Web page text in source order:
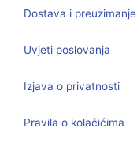
Dostava i preuzimanje
Uvjeti poslovanja
Izjava o privatnosti
Pravila o kolačićima